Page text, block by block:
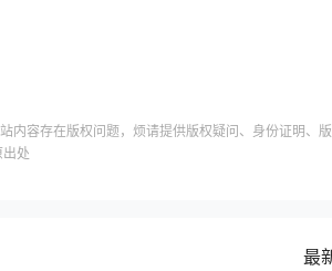
内容存在版权问题，烦请提供版权疑问、身份证明、
处
最